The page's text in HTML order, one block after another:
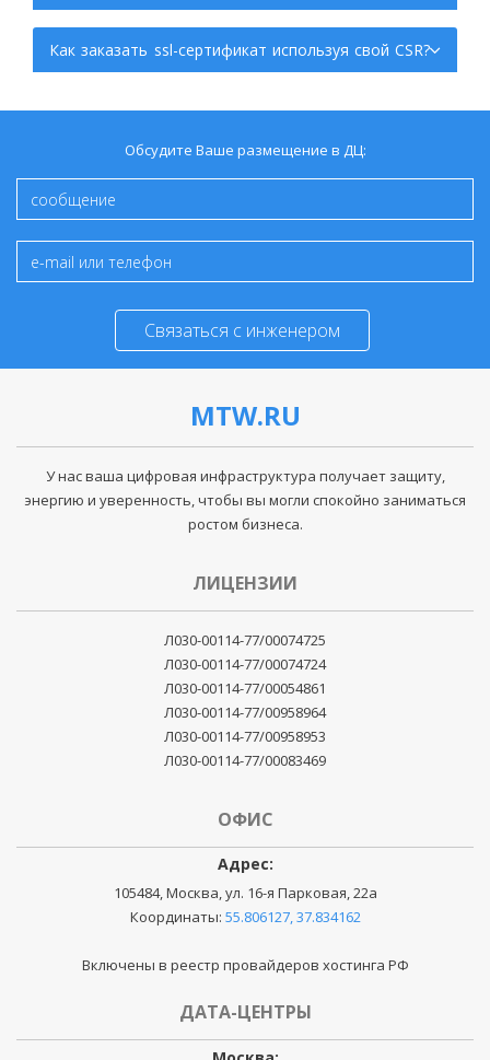
Как заказать ssl-сертификат используя свой CSR?
Обсудите Ваше размещение в ДЦ:
Связаться с инженером
MTW.RU
У нас ваша цифровая инфраструктура получает защиту,
энергию и уверенность, чтобы вы могли спокойно заниматься
ростом бизнеса.
ЛИЦЕНЗИИ
Л030-00114-77/00074725
Л030-00114-77/00074724
Л030-00114-77/00054861
Л030-00114-77/00958964
Л030-00114-77/00958953
Л030-00114-77/00083469
ОФИС
Адрес:
105484, Москва, ул. 16-я Парковая, 22а
Координаты: 55.806127, 37.834162
Включены в реестр провайдеров хостинга РФ
ДАТА-ЦЕНТРЫ